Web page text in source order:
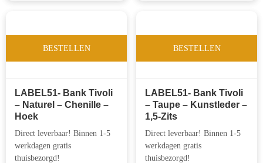
BESTELLEN
LABEL51- Bank Tivoli
– Naturel – Chenille –
Hoek
Direct leverbaar! Binnen 1-5
werkdagen gratis
thuisbezorgd!
BESTELLEN
LABEL51- Bank Tivoli
– Taupe – Kunstleder –
1,5-Zits
Direct leverbaar! Binnen 1-5
werkdagen gratis
thuisbezorgd!